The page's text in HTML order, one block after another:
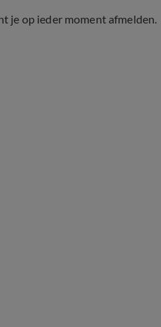
je op ieder moment afmelden.